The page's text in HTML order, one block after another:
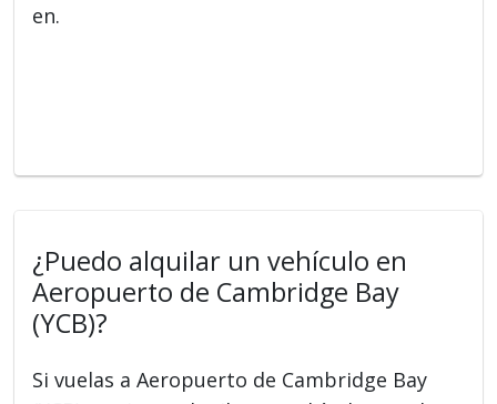
en.
¿Puedo alquilar un vehículo en
Aeropuerto de Cambridge Bay
(YCB)?
Si vuelas a Aeropuerto de Cambridge Bay